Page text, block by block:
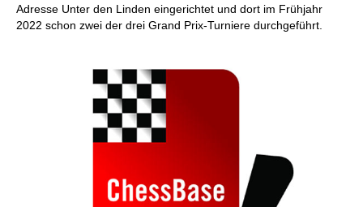
Adresse Unter den Linden eingerichtet und dort im Frühjahr
2022 schon zwei der drei Grand Prix-Turniere durchgeführt.